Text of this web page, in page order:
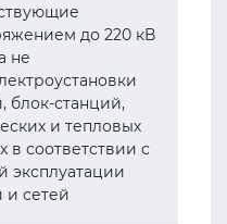
до 220 кВ
не
блок-станций,
и тепловых
в соответствии с
эксплуатации
и сетей